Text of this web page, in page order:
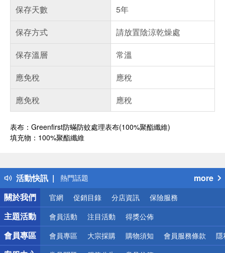
保存天數
5年
保存方式
請放置陰涼乾燥處
保存溫層
常溫
應免稅
應稅
應免稅
應稅
表布：Greenfirst防蟎防蚊處理表布(100%聚酯纖維)
填充物：100%聚酯纖維
活動快訊
得獎公告
熱門話題
銀行優惠
偏遠地區配送
詐騙網頁！請小心！
more
關於我們
官網 促銷目錄 分店資訊 保險服務
主題活動 會員活動 注目活動 得獎公佈
會員專區 會員專區 大宗採購 購物須知 會員服務條款 隱